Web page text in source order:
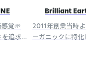
覚🌱
追求し
Brilliant
2011年創業当時よ
ーガニックに特化